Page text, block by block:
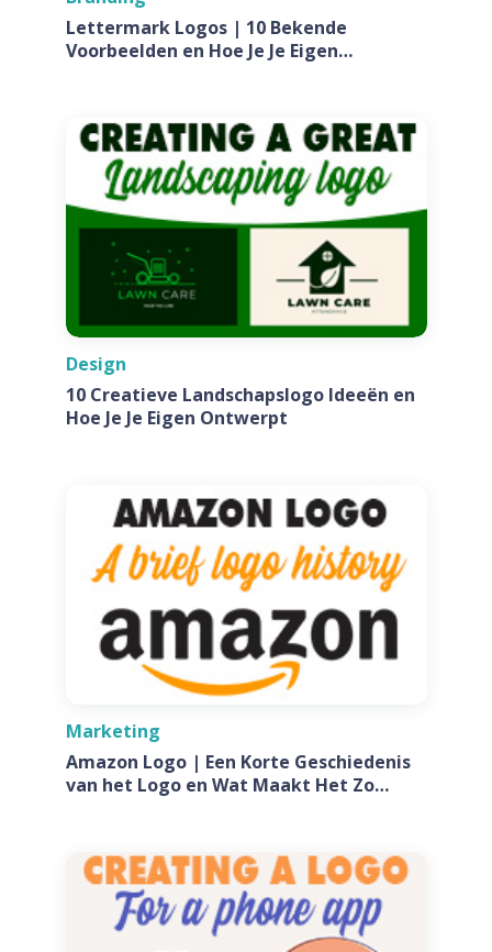
Lettermark Logos | 10 Bekende
Voorbeelden en Hoe Je Je Eigen
Design
10 Creatieve Landschapslogo Ideeën en
Hoe Je Je Eigen Ontwerpt
Marketing
Amazon Logo | Een Korte Geschiedenis
van het Logo en Wat Maakt Het Zo